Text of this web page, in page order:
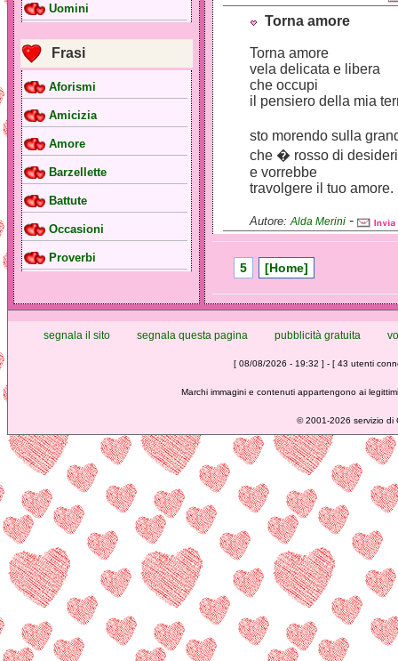
Uomini
Frasi
Aforismi
Amicizia
Amore
Barzellette
Battute
Occasioni
Proverbi
Torna amore
Torna amore
vela delicata e libera
che occupi
il pensiero della mia
sto morendo sulla
che � rosso di
e vorrebbe
travolgere il tuo amore.
Autore:Alda Merini -
5 [Home]
segnala il sito segnala questa pagina pubblicità gratuita
[ 08/08/2026 - 19:32 ] - [ 43 utenti
Marchi immagini e contenuti appartengono ai
©2001-2026 servizio di